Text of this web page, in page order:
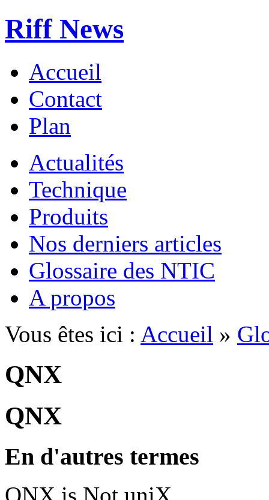
Riff News
Accueil
Contact
Plan
Actualités
Technique
Produits
Nos derniers articles
Glossaire des NTIC
A propos
Vous êtes ici : Accueil »
QNX
QNX
En d'autres termes